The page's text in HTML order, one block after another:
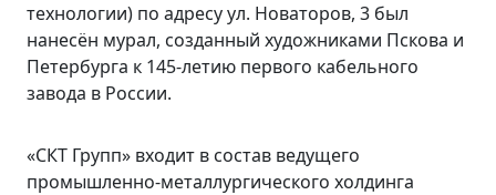
технологии) по адресу ул. Новаторов, 3 был
нанесён мурал, созданный художниками Пскова и
Петербурга к 145-летию первого кабельного
завода в России.
«СКТ Групп» входит в состав ведущего
промышленно-металлургического холдинга